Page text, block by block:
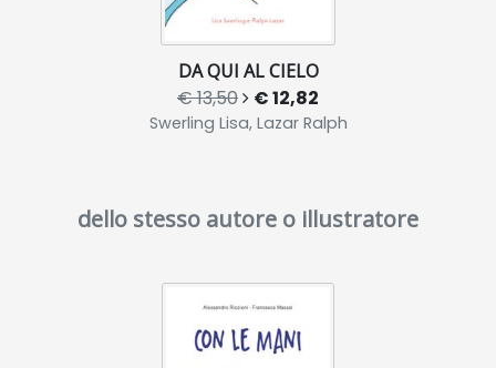
DA QUI AL CIELO
€ 13,50 € 12,82
Swerling Lisa, Lazar Ralph
dello stesso autore o illustratore